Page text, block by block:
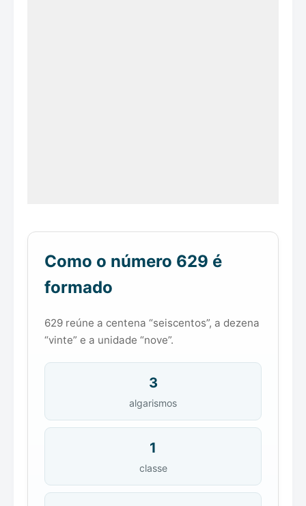
Como o número 629 é
formado
629 reúne a centena “seiscentos”, a dezena
“vinte” e a unidade “nove”.
3
algarismos
1
classe